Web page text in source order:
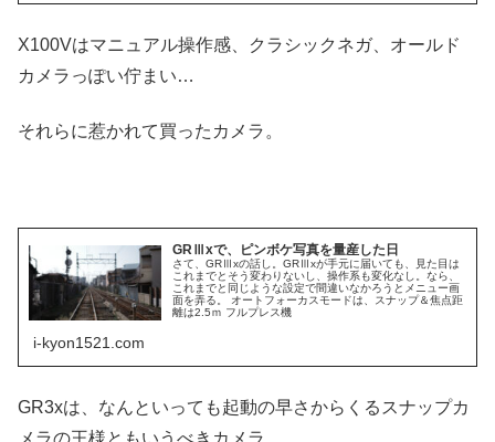
X100Vはマニュアル操作感、クラシックネガ、オールド
カメラっぽい佇まい…
それらに惹かれて買ったカメラ。
GRⅢxで、ピンボケ写真を量産した日
さて、GRⅢxの話し。GRⅢxが手元に届いても、見た目は
これまでとそう変わりないし、操作系も変化なし。なら、
これまでと同じような設定で間違いなかろうとメニュー画
面を弄る。 オートフォーカスモードは、スナップ＆焦点距
離は2.5ｍ フルプレス機
i-kyon1521.com
GR3xは、なんといっても起動の早さからくるスナップカ
メラの王様ともいうべきカメラ。